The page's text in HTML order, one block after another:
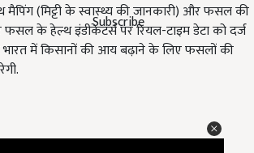
Subscribe
(मिट्टी के स्वास्थ्य की जानकारी) और फसल की
फसल के हेल्थ इंडीकेटर्स पर रियल-टाइम डेटा को दर्ज
में किसानों की आय बढ़ाने के लिए फसलों की